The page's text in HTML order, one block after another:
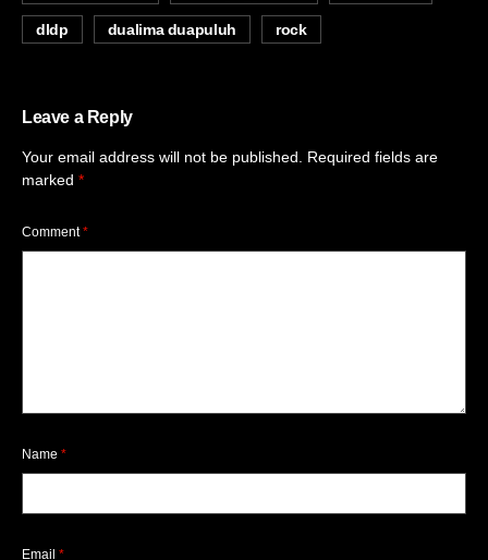
dldp dualima duapuluh rock
Leave a Reply
Your email address will not be published.
Required fields are
marked *
Comment*
Name *
Email *